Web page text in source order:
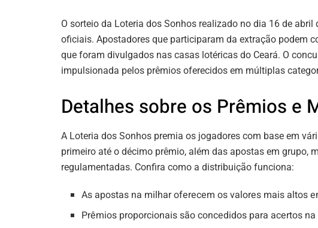
O sorteio da Loteria dos Sonhos realizado no dia 16 de
oficiais. Apostadores que participaram da extração podem
que foram divulgados nas casas lotéricas do Ceará. O
impulsionada pelos prêmios oferecidos em múltiplas
Detalhes sobre os Prêmios e
A Loteria dos Sonhos premia os jogadores com base em
primeiro até o décimo prêmio, além das apostas em grupo,
regulamentadas. Confira como a distribuição funciona:
As apostas na milhar oferecem os valores mais altos
Prêmios proporcionais são concedidos para acertos